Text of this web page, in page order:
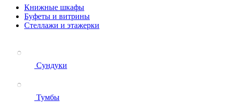
Книжные шкафы
Буфеты и витрины
Стеллажи и этажерки
Сундуки
Тумбы